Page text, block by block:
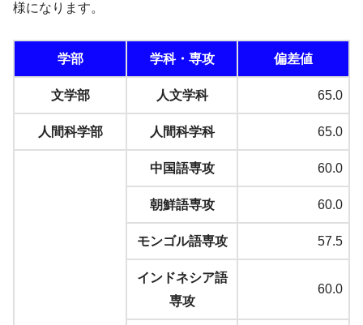
様になります。
学部 学科・専攻 偏差値
文学部 人文学科 65.0
人間科学部 人間科学科 65.0
中国語専攻 60.0
朝鮮語専攻 60.0
モンゴル語専攻 57.5
インドネシア語
専攻
60.0